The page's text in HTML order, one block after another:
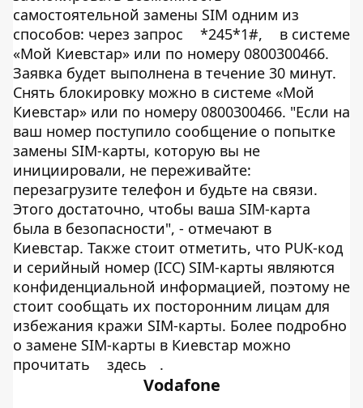
самостоятельной замены SIM одним из
способов: через запрос
*245*1#,
в системе
«Мой Киевстар» или по номеру 0800300466.
Заявка будет выполнена в течение 30 минут.
Снять блокировку можно в системе «Мой
Киевстар» или по номеру 0800300466. "Если на
ваш номер поступило сообщение о попытке
замены SIM-карты, которую вы не
инициировали, не переживайте:
перезагрузите телефон и будьте на связи.
Этого достаточно, чтобы ваша SIM-карта
была в безопасности", - отмечают в
Киевстар. Также стоит отметить, что PUK-код
и серийный номер (ICC) SIM-карты являются
конфиденциальной информацией, поэтому не
стоит сообщать их посторонним лицам для
избежания кражи SIM-карты. Более подробно
о замене SIM-карты в Киевстар можно
прочитать
здесь .
Vodafone